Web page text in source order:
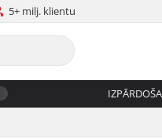
5+ milj. klientu